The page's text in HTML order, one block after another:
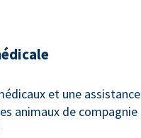
et une assistance
animaux de compagnie